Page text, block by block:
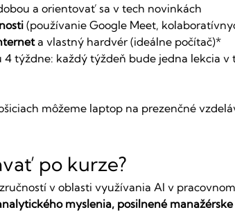
a orientovať sa v tech novinkách
(používanie Google Meet,
a vlastný hardvér (ideálne počítač)*
týždne: každý týždeň bude jedna lekcia v
môžeme laptop na prezenčné
po kurze?
v oblasti využívania AI v
myslenia, posilnené